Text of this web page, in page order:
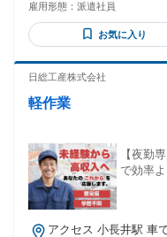
雇用形態： 派遣社員
お気に入り
日総工産株式会社
軽作業
【夜勤
で効率よ
アクセス 小長井駅 車